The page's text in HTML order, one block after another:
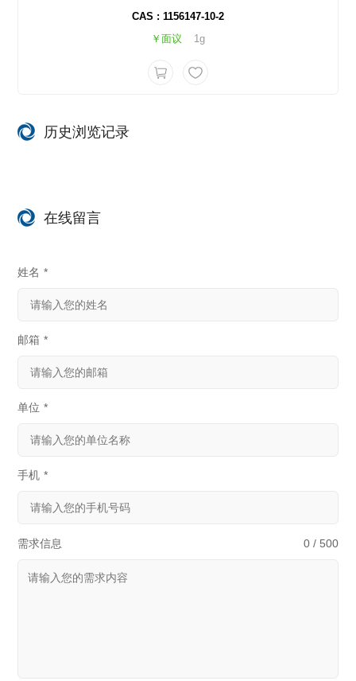
CAS : 1156147-10-2
￥面议
1g
历史浏览记录
在线留言
姓名 *
邮箱 *
单位 *
手机 *
需求信息 0 / 500